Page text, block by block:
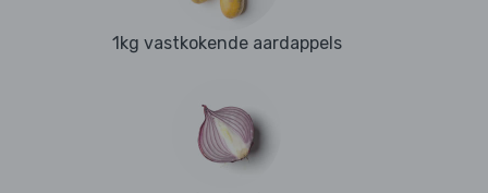
1kg vastkokende aardappels